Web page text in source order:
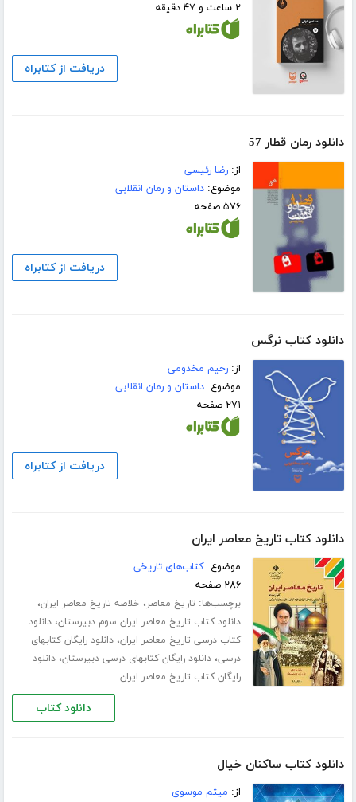
۲ ساعت و ۴۷ دقیقه
دریافت از کتابراه
دانلود رمان قطار 57
از:رضا رئیسی
موضوع:داستان و رمان انقلابی
۵۷۶ صفحه
دریافت از کتابراه
دانلود کتاب نرگس
از:رحیم مخدومی
موضوع:داستان و رمان انقلابی
۲۷۱ صفحه
دریافت از کتابراه
دانلود کتاب تاریخ معاصر ایران
موضوع:کتاب‌های تاریخی
۲۸۶ صفحه
برچسب‌ها: تاریخ معاصر، خلاصه تاریخ معاصر ایران،
دانلود کتاب تاریخ معاصر ایران سوم دبیرستان،دانلود
کتاب درسی تاریخ معاصر ایران،دانلود رایگان کتابهای
درسی،دانلود رایگان کتابهای درسی دبیرستان،دانلود
رایگان کتاب تاریخ معاصر ایران
دانلود کتاب
دانلود کتاب ساکنان خیال
از: میثم موسوی